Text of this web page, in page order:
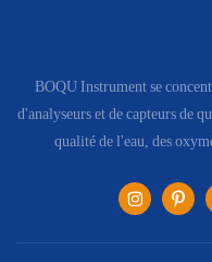
BOQU Instrument se
d'analyseurs et de capteurs de
qualité de l'eau, des